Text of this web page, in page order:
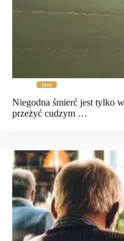
Inne
Niegodna śmierć jest tylko
przeżyć cudzym …